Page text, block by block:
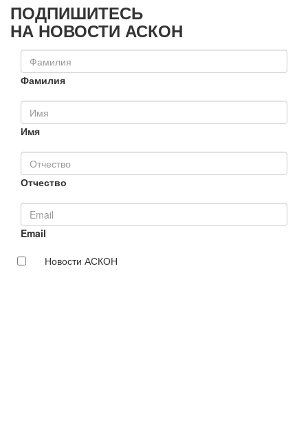
ПОДПИШИТЕСЬ
НА НОВОСТИ АСКОН
Фамилия
Имя
Отчество
Email
Новости АСКОН